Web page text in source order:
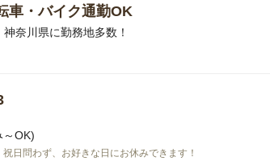
車・バイク通勤OK
奈川県に勤務地多数！
～OK)
日問わず、お好きな日にお休みできます！